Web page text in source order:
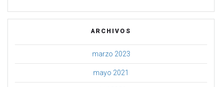
ARCHIVOS
marzo 2023
mayo 2021